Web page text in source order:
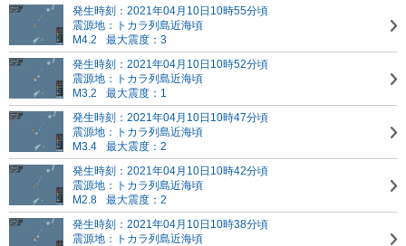
発生時刻：2021年04月10日10時55分頃
震源地：トカラ列島近海頃
M4.2
最大震度：3
発生時刻：2021年04月10日10時52分頃
震源地：トカラ列島近海頃
M3.2
最大震度：1
発生時刻：2021年04月10日10時47分頃
震源地：トカラ列島近海頃
M3.4
最大震度：2
発生時刻：2021年04月10日10時42分頃
震源地：トカラ列島近海頃
M2.8
最大震度：2
発生時刻：2021年04月10日10時38分頃
震源地：トカラ列島近海頃